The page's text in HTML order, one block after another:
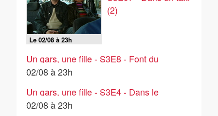
Le 02/08 à 23h
(2)
Un gars, une fille - S3E8 - Font du
roller
02/08 à 23h
Un gars, une fille - S3E4 - Dans le
salon (1)
02/08 à 23h